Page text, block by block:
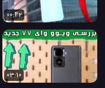
00:42
03:10